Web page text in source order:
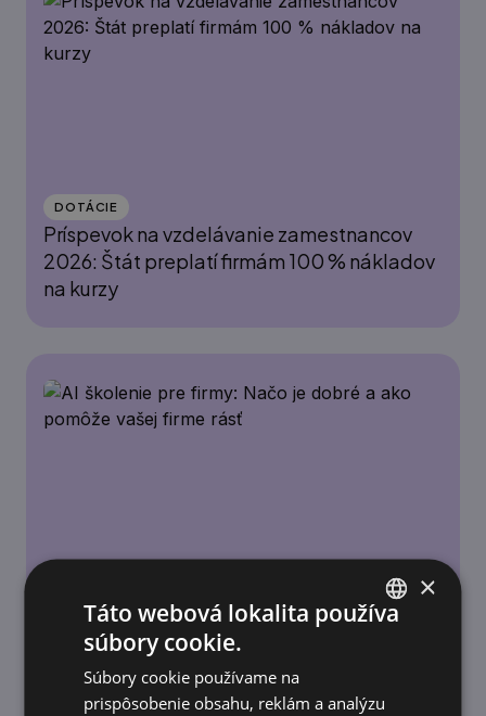
DOTÁCIE
Príspevok na vzdelávanie zamestnancov
2026: Štát preplatí firmám 100 % nákladov
na kurzy
AI školenie pre firmy: Načo je dobré a ako
pomôže vašej firme rásť
×
Táto webová lokalita používa
súbory cookie.
Súbory cookie používame na
prispôsobenie obsahu, reklám a analýzu